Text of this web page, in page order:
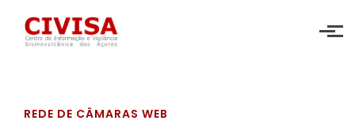
Skip to main content
REDE DE CÂMARAS WEB